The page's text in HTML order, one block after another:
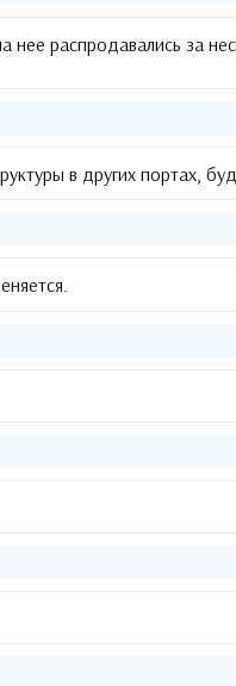
нее распродавались за
в других портах